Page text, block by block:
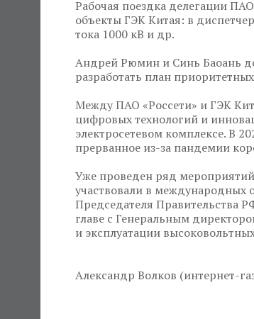
Рабочая поездка делегации
объекты ГЭК Китая: в
тока 1000 кВ и др.
Андрей Рюмин и Синь Баоань
разработать план
Между ПАО «Россети» и ГЭК
цифровых технологий и
электросетевом комплексе. В
прерванное из-за пандемии
Уже проведен ряд
участвовали в международных
Председателя Правительства
главе с Генеральным
и эксплуатации
Александр Волков (интернет-